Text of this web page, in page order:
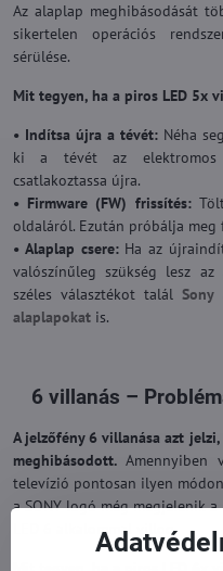
Az alaplap meghibásodását
sikertelen operációs
sérülése.
Mit tegyen, ha a piros LED 5x
• Indítsa újra a tévét: Néha
ki a tévét az elektromos
csatlakoztassa újra.
• Firmware (FW) frissítés:
oldaláról. Ezután próbálja
• Alaplap csere:Ha az
valószínűleg szükség lesz az
széles választékot találSony
alaplapokat is.
6 villanás –
A jelzőfény 6 villanása azt
meghibásodott. Amennyiben
televízió pontosan ilyen
a SONY logó még megjelenik
LED 6 alkalommal villog.